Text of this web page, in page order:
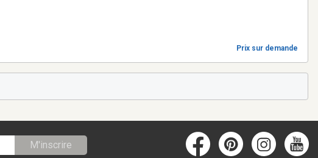
Prix sur demande
M'inscrire